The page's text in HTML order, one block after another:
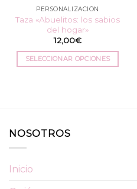
PERSONALIZACIÓN
Taza «Abuelitos: los sabios
del hogar»
12,00€
SELECCIONAR OPCIONES
Las
NOSOTROS
Inicio